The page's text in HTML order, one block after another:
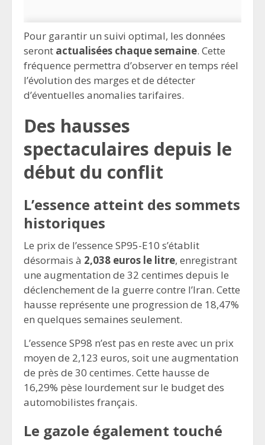
Pour garantir un suivi optimal, les données
seront actualisées chaque semaine. Cette
fréquence permettra d’observer en temps réel
l’évolution des marges et de détecter
d’éventuelles anomalies tarifaires.
Des hausses
spectaculaires depuis le
début du conflit
L’essence atteint des sommets
historiques
Le prix de l’essence SP95-E10 s’établit
désormais à 2,038 euros le litre, enregistrant
une augmentation de 32 centimes depuis le
déclenchement de la guerre contre l’Iran. Cette
hausse représente une progression de 18,47%
en quelques semaines seulement.
L’essence SP98 n’est pas en reste avec un prix
moyen de 2,123 euros, soit une augmentation
de près de 30 centimes. Cette hausse de
16,29% pèse lourdement sur le budget des
automobilistes français.
Le gazole également touché